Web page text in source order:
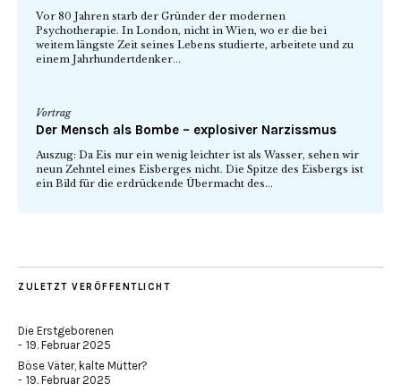
Vor 80 Jahren starb der Gründer der modernen
Psychotherapie. In London, nicht in Wien, wo er die bei
weitem längste Zeit seines Lebens studierte, arbeitete und zu
einem Jahrhundertdenker...
Vortrag
Der Mensch als Bombe – explosiver Narzissmus
Auszug: Da Eis nur ein wenig leichter ist als Wasser, sehen wir
neun Zehntel eines Eisberges nicht. Die Spitze des Eisbergs ist
ein Bild für die erdrückende Übermacht des...
ZULETZT VERÖFFENTLICHT
Die Erstgeborenen
19. Februar 2025
Böse Väter, kalte Mütter?
19. Februar 2025